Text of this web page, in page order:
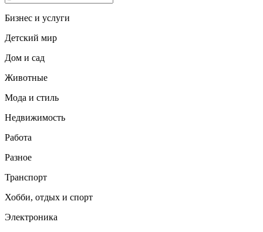
Бизнес и услуги
Детский мир
Дом и сад
Животные
Мода и стиль
Недвижимость
Работа
Разное
Транспорт
Хобби, отдых и спорт
Электроника